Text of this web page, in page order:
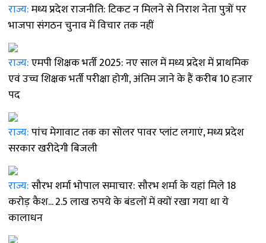
राज्य:मध्य प्रदेश राजनीति: टिकट न मिलने से निराश नेता पुत्रों पर
भाजपा संगठन चुनाव में विचार तक नहीं
राज्य:एमपी शिक्षक भर्ती 2025: नए साल में मध्य प्रदेश में प्राथमिक
एवं उच्च शिक्षक भर्ती परीक्षा होगी, अंतिम जाने के हैं करीब 10 हजार
पद
राज्य:पांच मेगावाट तक का सोलर पावर प्लांट लगाएं, मध्य प्रदेश
सरकार खरीदेगी बिजली
राज्य:सौरभ शर्मा भोपाल समाचार: सौरभ शर्मा के यहां मिले 18
करोड़ कैश... 2.5 लाख रुपये के बंडलों में क्यों रखा गया था ये
कालाधन